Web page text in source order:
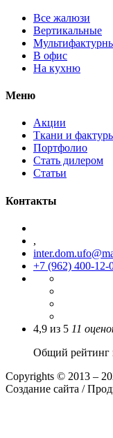
Все жалюзи
Вертикальные
В офис
На кухню
Меню
Акции
Ткани и
Портфолио
Стать дилером
Статьи
Контакты
,
+7 (962) 400-12-
4,9 из 5 11
Общий рейтинг
Copyrights © 2013 –
Создание сайта /